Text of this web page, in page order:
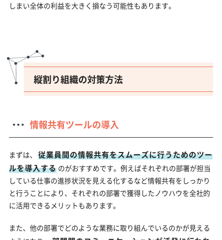
しまい全体の利益を大きく損なう可能性もあります。
縦割り組織の対策方法
情報共有ツールの導入
まずは、
従業員間の情報共有をスムーズに行うためのツー
ルを導入する のがおすすめです。例えばそれぞれの部署が担当
している仕事の進捗状況を見える化するなど情報共有をしっかり
と行うことにより、それぞれの部署で獲得したノウハウを全社的
に活用できるメリットもあります。
また、他の部署でどのような業務に取り組んでいるのかが見える